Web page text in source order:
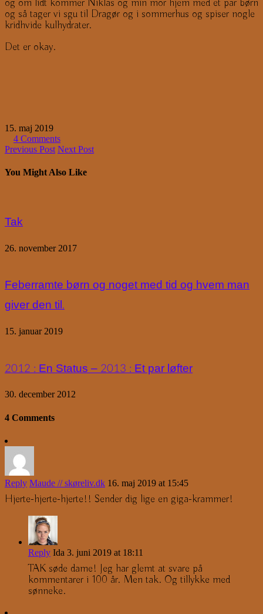
og om lidt kommer Niklas og min mor hjem med et par børn
og så tager vi sgu til Dragør og i sommerhus og spiser nogle
kridhvide kulhydrater.
Det er okay.
15. maj 2019
4 Comments
Previous Post Next Post
You Might Also Like
Tak
26. november 2017
Feberramte børn og noget med tid og hvem man
giver den til.
15. januar 2019
2012 : En Status – 2013 : Et par løfter
30. december 2012
4 Comments
Reply Maude // skøreliv.dk 16. maj 2019 at 15:45
Hjerte-hjerte-hjerte!! Sender dig lige en giga-krammer!
Reply Ida 3. juni 2019 at 18:11
TAK søde dame! Jeg har glemt at svare på
kommentarer i 100 år. Men tak. Og tillykke med
sønneke.